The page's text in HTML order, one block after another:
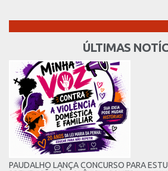
ÚLTIMAS
PAUDALHO LANÇA CONCURSO PARA